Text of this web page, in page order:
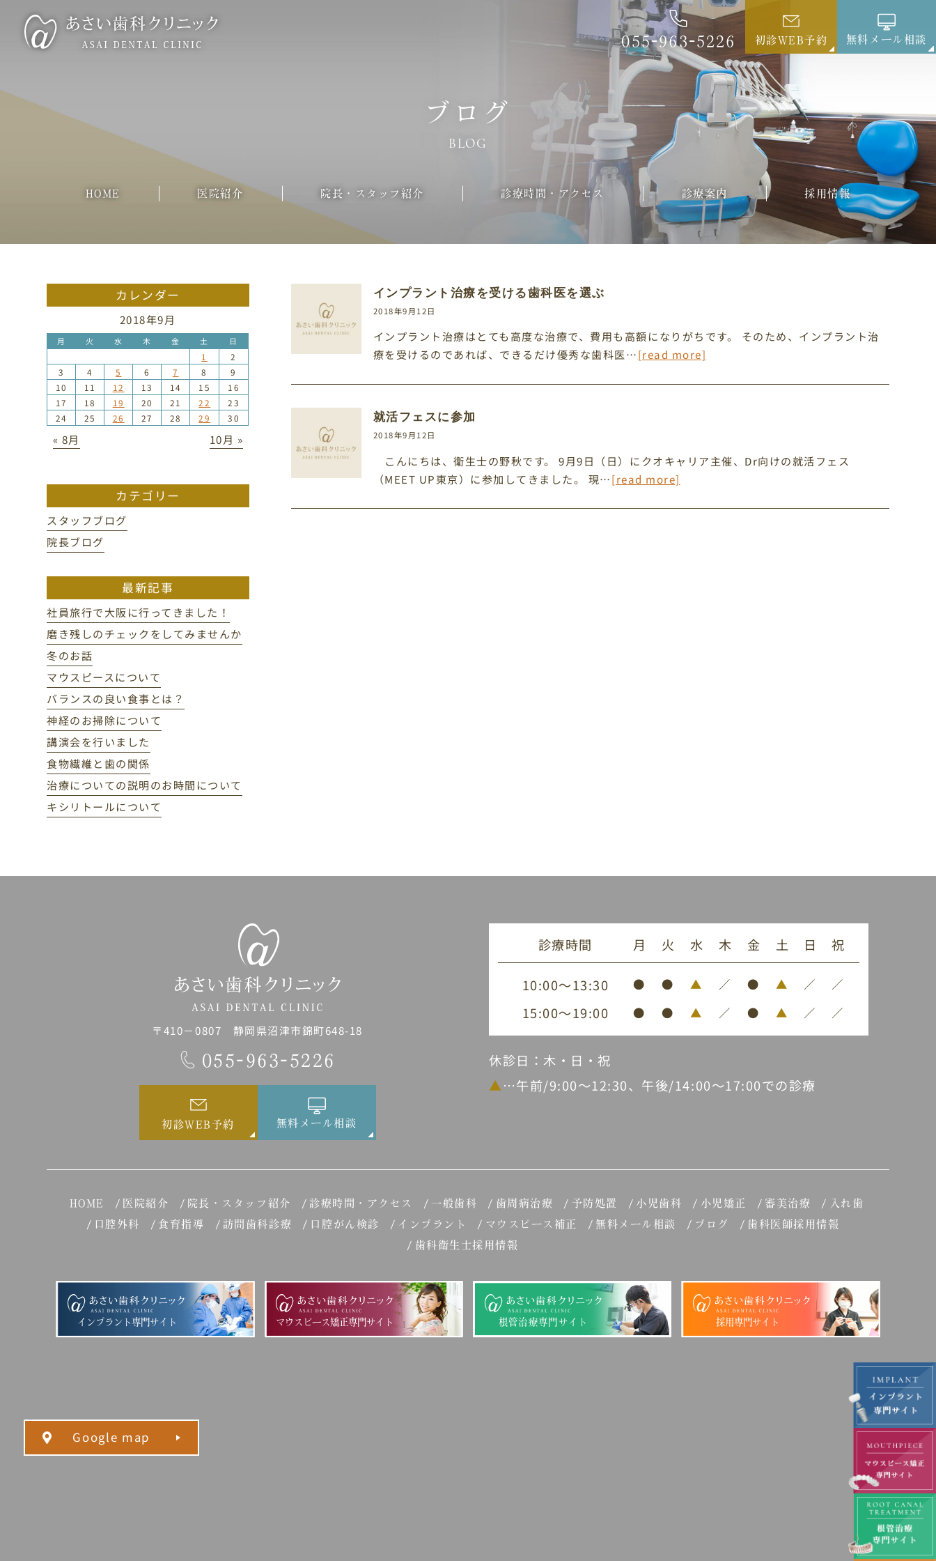
055-963-5226 初診WEB予約 無料メール相談
ブログ
BLOG
HOME 医院紹介 院長・スタッフ紹介 診療時間・アクセス 診療案内 採用情報
インプラント治療を受ける歯科医を選ぶ
2018年9月12日
インプラント治療はとても高度な治療で、費用も高額になりがちです。 そのため、インプラント治
療を受けるのであれば、できるだけ優秀な歯科医…[read more]
就活フェスに参加
2018年9月12日
こんにちは、衛生士の野秋です。 9月9日（日）にクオキャリア主催、Dr向けの就活フェス
（MEET UP東京）に参加してきました。 現…[read more]
カレンダー
2018年9月
月 火 水 木 金 土 日
1
2
3
4 5 6 7 8
9
10
11 12 13 14 15
16
17
18 19 20 21 22
23
24
25 26 27 28 29 30
« 8月 10月 »
カテゴリー
スタッフブログ
院長ブログ
最新記事
社員旅行で大阪に行ってきました！
磨き残しのチェックをしてみませんか
冬のお話
マウスピースについて
バランスの良い食事とは？
神経のお掃除について
講演会を行いました
食物繊維と歯の関係
治療についての説明のお時間について
キシリトールについて
〒410－0807 静岡県沼津市錦町648-18
055-963-5226
初診WEB予約 無料メール相談
診療時間 月 火 水 木 金 土 日 祝
10:00～13:30 ● ● ▲ ／ ● ▲ ／ ／
15:00～19:00 ● ● ▲ ／ ● ▲ ／ ／
休診日：木・日・祝
▲…午前/9:00～12:30、午後/14:00～17:00での診療
HOME 医院紹介 院長・スタッフ紹介 診療時間・アクセス 一般歯科 歯周病治療 予防処置 小児歯科 小児矯正 審美治療
入れ歯
口腔外科
食育指導 訪問歯科診療 口腔がん検診 インプラント マウスピース補正 無料メール相談 ブログ
歯科医師採用情報
歯科衛生士採用情報
インプラント専門サイト マウスピース矯正専門サイト 根管治療専門サイト 採用専門サイト
Google map